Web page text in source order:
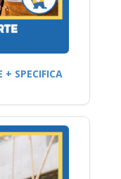
SPECIFICA